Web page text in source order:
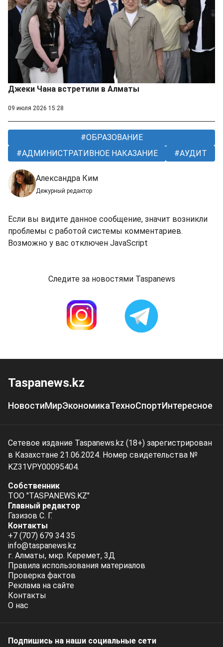
Джеки Чана встретили в Алматы
09 июля 2026 15:28
ОБРАЗОВАНИЕ
АДМИНИСТРАТИВНОЕ НАКАЗАНИЕ
АУДИТ
Александра Ким
Дежурный редактор
Если вы видите данное сообщение, значит возникли
проблемы с работой системы комментариев.
Возможно у вас отключен JavaScript
Следите за новостями Taspanews
Taspanews.kz
НовостиМирЭкономикаТехноСпортИнтересное
Сетевое издание Taspanews.kz (18+) зарегистрирован
в Казахстане 21.06.2024. Номер свидетельства №
KZ31VPY00095404.
Собственник
ТОО "TASPANEWS.KZ"
Главный редактор
Газизов С. Г.
Контакты
+7 (707) 679 34 35
info@taspanews.kz
г. Алматы, мкр. Керемет, 3Д
Правила использования материалов
Проверка фактов
Реклама на сайте
Контакты
О нас
Подпишись на наши социальные cети